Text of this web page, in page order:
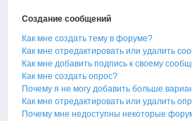
Создание сообщений
Как мне создать тему в форуме?
Как мне отредактировать или удалить
Как мне добавить подпись к своему
Как мне создать опрос?
Почему я не могу добавить больше
Как мне отредактировать или удалить
Почему мне недоступны некоторые